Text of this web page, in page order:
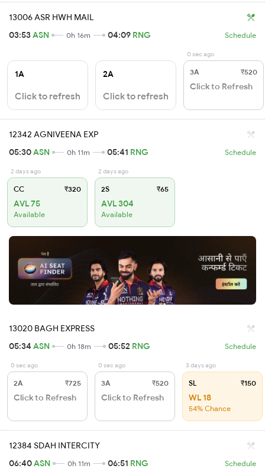
13006 ASR HWH MAIL
03:53ASN 0h 16m 04:09 RNG Schedule
1A
Click to refresh
2A
Click to refresh
0 sec ago
3A ₹520
Click to Refresh
12342 AGNIVEENA EXP
05:30ASN 0h 11m 05:41 RNG Schedule
2 days ago
CC ₹320
AVL 75
Available
2 days ago
2S ₹65
AVL 304
Available
13020 BAGH EXPRESS
05:34 ASN 0h 18m 05:52 RNG Schedule
0 sec ago
2A ₹725
Click to Refresh
0 sec ago
3A ₹520
Click to Refresh
3 days ago
SL ₹150
WL 18
54% Chance
12384 SDAH INTERCITY
06:40ASN 0h 11m 06:51 RNG Schedule